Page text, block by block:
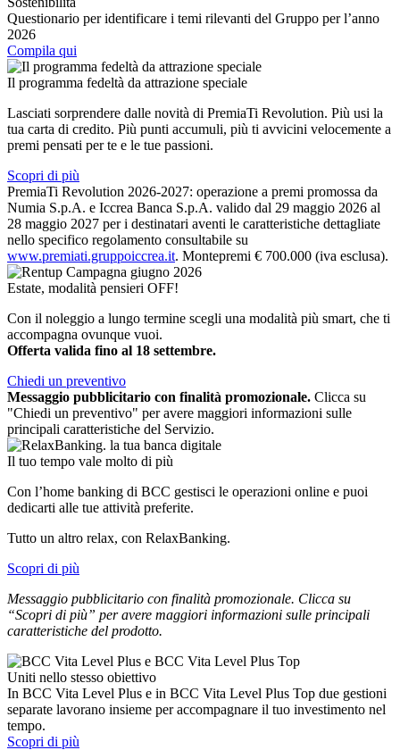
Questionario per identificare i temi rilevanti del Gruppo per l’anno
2026
Compila qui
Il programma fedeltà da attrazione speciale
Lasciati sorprendere dalle novità di PremiaTi Revolution. Più usi la
tua carta di credito. Più punti accumuli, più ti avvicini velocemente a
premi pensati per te e le tue passioni.
Scopri di più
PremiaTi Revolution 2026-2027: operazione a premi promossa da
Numia S.p.A. e Iccrea Banca S.p.A. valido dal 29 maggio 2026 al
28 maggio 2027 per i destinatari aventi le caratteristiche dettagliate
nello specifico regolamento consultabile su
www.premiati.gruppoiccrea.it. Montepremi € 700.000 (iva esclusa).
Estate, modalità pensieri OFF!
Con il noleggio a lungo termine scegli una modalità più smart, che ti
accompagna ovunque vuoi.
Offerta valida fino al 18 settembre.
Chiedi un preventivo
Messaggio pubblicitario con finalità promozionale. Clicca su
"Chiedi un preventivo" per avere maggiori informazioni sulle
principali caratteristiche del Servizio.
Il tuo tempo vale molto di più
Con l’home banking di BCC gestisci le operazioni online e puoi
dedicarti alle tue attività preferite.
Tutto un altro relax, con RelaxBanking.
Scopri di più
Messaggio pubblicitario con finalità promozionale. Clicca su
“Scopri di più” per avere maggiori informazioni sulle principali
caratteristiche del prodotto.
Uniti nello stesso obiettivo
In BCC Vita Level Plus e in BCC Vita Level Plus Top due gestioni
separate lavorano insieme per accompagnare il tuo investimento nel
tempo.
Scopri di più